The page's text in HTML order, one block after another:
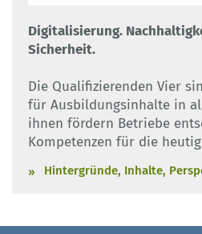
Digitalisierung.
Sicherheit.
Die Qualifizierenden Vier
für Ausbildungsinhalte in
ihnen fördern Betriebe
Kompetenzen für die
Hintergründe, Inhalte,